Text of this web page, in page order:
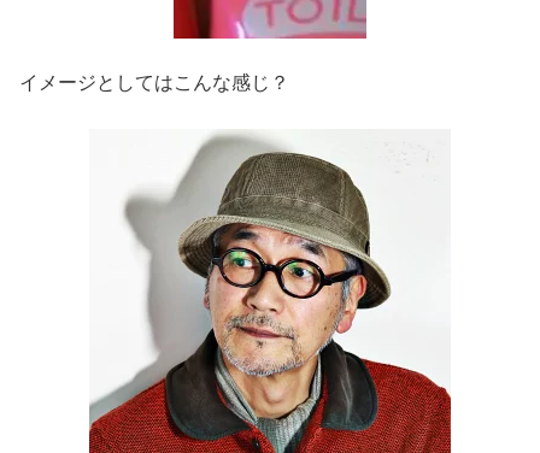
イメージとしてはこんな感じ？